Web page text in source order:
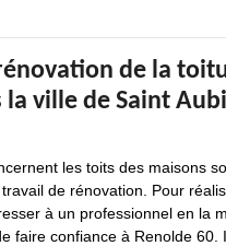
de la
ville de Saint
les toits des maisons
de rénovation. Pour
à un professionnel en la
faire confiance à Renolde 60.